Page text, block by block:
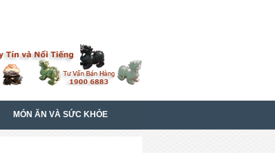
MÓN ĂN VÀ SỨC KHỎE